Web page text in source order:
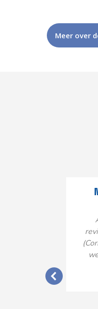
Meer over